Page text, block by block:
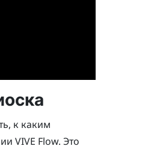
к каким
VIVE Flow. Это